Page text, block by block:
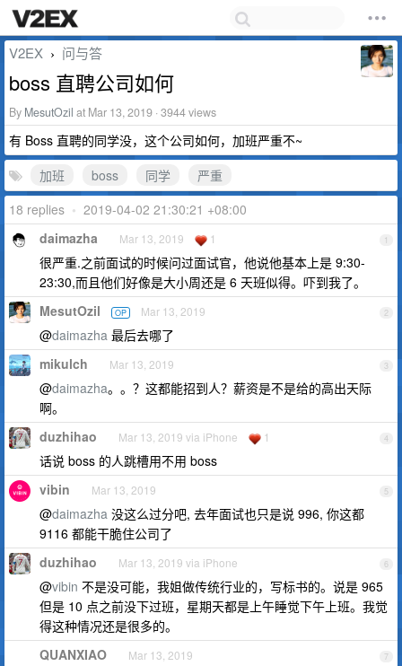
V2EX › 问与答
boss 直聘公司如何
By MesutOzil at Mar 13, 2019 · 3944 views
有 Boss 直聘的同学没，这个公司如何，加班严重不~
加班
boss 同学
严重
18 replies • 2019-04-02 21:30:21 +08:00
1
daimazha Mar 13, 2019 1
很严重.之前面试的时候问过面试官，他说他基本上是 9:30-
23:30,而且他们好像是大小周还是 6 天班似得。吓到我了。
2
MesutOzil OP Mar 13, 2019
@daimazha 最后去哪了
3
mikulch Mar 13, 2019
@daimazha。。？这都能招到人？薪资是不是给的高出天际
啊。
4
duzhihao Mar 13, 2019 via iPhone 1
话说 boss 的人跳槽用不用 boss
5
vibin Mar 13, 2019
@daimazha 没这么过分吧, 去年面试也只是说 996, 你这都
9116 都能干脆住公司了
6
duzhihao Mar 13, 2019 via iPhone
@vibin 不是没可能，我姐做传统行业的，写标书的。说是 965
但是 10 点之前没下过班，星期天都是上午睡觉下午上班。我觉
得这种情况还是很多的。
7
QUANXIAO Mar 13, 2019